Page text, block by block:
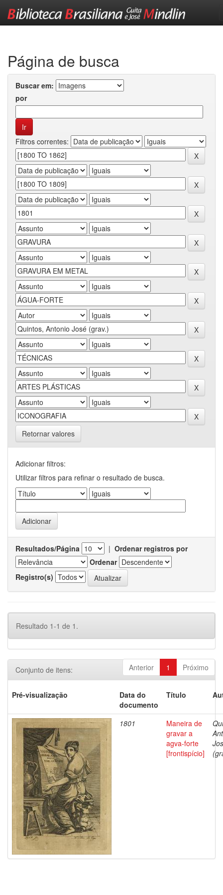
Página de busca
Buscar em:
por
Filtros correntes:
Retornar valores
Adicionar filtros:
Utilizar filtros para refinar o resultado de busca.
Resultados/Página | Ordenar registros por
Ordenar
Registro(s)
Resultado 1-1 de 1.
Anterior 1 Próximo
Conjunto de itens:
Pré-visualização
Data do
documento
Título
1801
Maneira de
gravar a
agva-forte
[frontispício]